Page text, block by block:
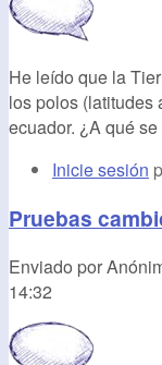
He leído que la
los polos (latitudes
ecuador. ¿A qué
Inicie sesión
Pruebas
Enviado por
14:32